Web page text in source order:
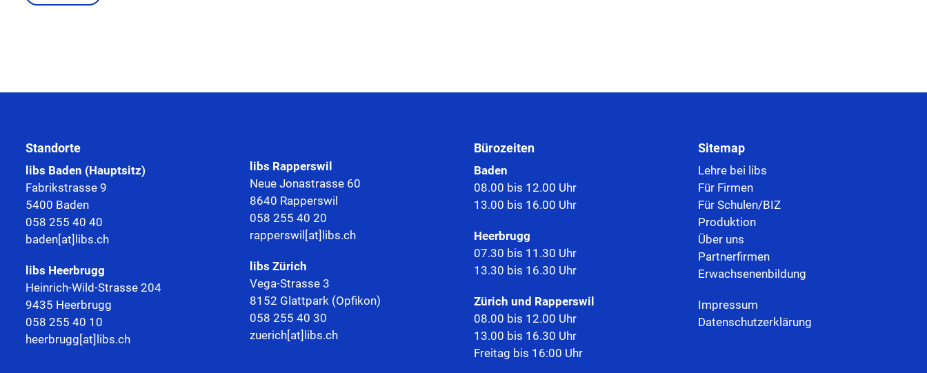
Standorte
libs Baden (Hauptsitz)
Fabrikstrasse 9
5400 Baden
058 255 40 40
baden[at]libs.ch
libs Heerbrugg
Heinrich-Wild-Strasse 204
9435 Heerbrugg
058 255 40 10
heerbrugg[at]libs.ch
libs Rapperswil
Neue Jonastrasse 60
8640 Rapperswil
058 255 40 20
rapperswil[at]libs.ch
libs Zürich
Vega-Strasse 3
8152 Glattpark (Opfikon)
058 255 40 30
zuerich[at]libs.ch
Bürozeiten
Baden
08.00 bis 12.00 Uhr
13.00 bis 16.00 Uhr
Heerbrugg
07.30 bis 11.30 Uhr
13.30 bis 16.30 Uhr
Zürich und Rapperswil
08.00 bis 12.00 Uhr
13.00 bis 16.30 Uhr
Freitag bis 16:00 Uhr
Sitemap
Lehre bei libs
Für Firmen
Für Schulen/BIZ
Produktion
Über uns
Partnerfirmen
Erwachsenenbildung
Impressum
Datenschutzerklärung